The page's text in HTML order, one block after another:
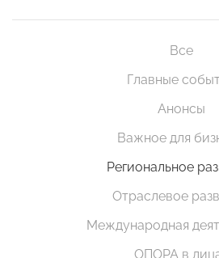
Все
Главные
Анонсы
Важное для
Региональное
Отраслевое
Международная
ОПОРА в